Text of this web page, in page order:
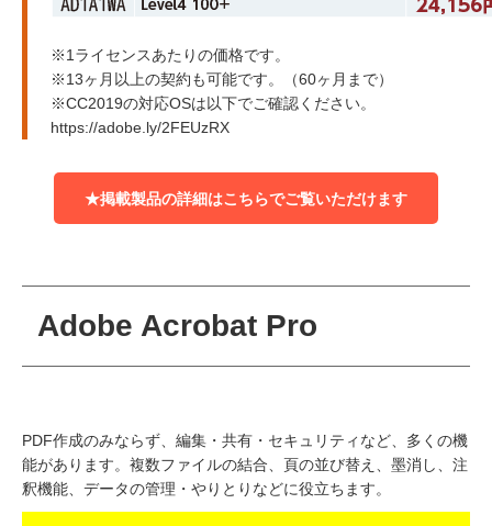
※1ライセンスあたりの価格です。
※13ヶ月以上の契約も可能です。（60ヶ月まで）
※CC2019の対応OSは以下でご確認ください。
https://adobe.ly/2FEUzRX
★掲載製品の詳細はこちらでご覧いただけます
Adobe Acrobat Pro
PDF作成のみならず、編集・共有・セキュリティなど、多くの機
能があります。複数ファイルの結合、頁の並び替え、墨消し、注
釈機能、データの管理・やりとりなどに役立ちます。